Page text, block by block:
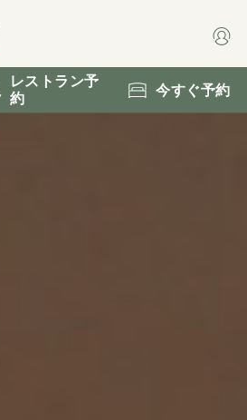
レストラン予
約
今すぐ予約